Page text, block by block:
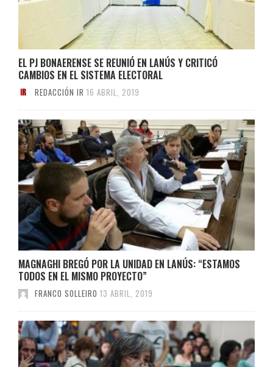
EL PJ BONAERENSE SE REUNIÓ EN LANÚS Y CRITICÓ
CAMBIOS EN EL SISTEMA ELECTORAL
REDACCIÓN IR 16 ABRIL, 2019
MAGNAGHI BREGÓ POR LA UNIDAD EN LANÚS: “ESTAMOS
TODOS EN EL MISMO PROYECTO”
FRANCO SOLLEIRO 13 ABRIL, 2019